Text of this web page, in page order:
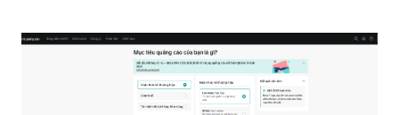
khoản Shopee hoàn toàn có thể thực hiện theo nhiều phương
thức khác nhau, từ gắn link đơn giản đến kết nối đồng bộ dữ liệu
chuyên sâu. Nội dung dưới đây sẽ hướng dẫn